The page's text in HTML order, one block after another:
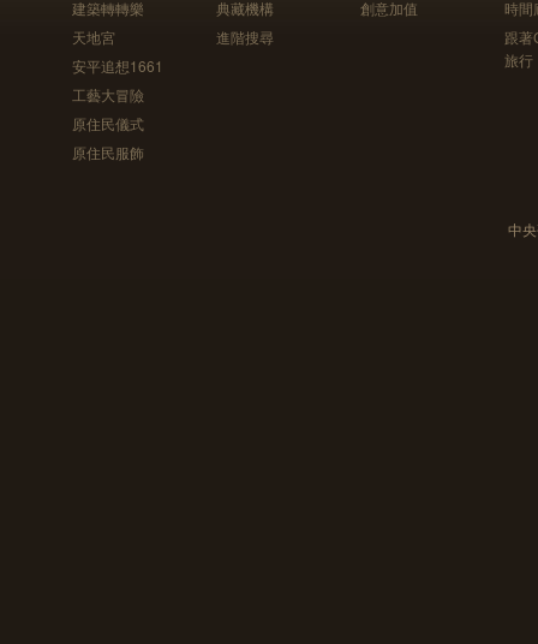
建築轉轉樂
天地宮
安平追想1661
工藝大冒險
原住民儀式
原住民服飾
典藏機構
進階搜尋
創意加值
時間
跟
旅行
中